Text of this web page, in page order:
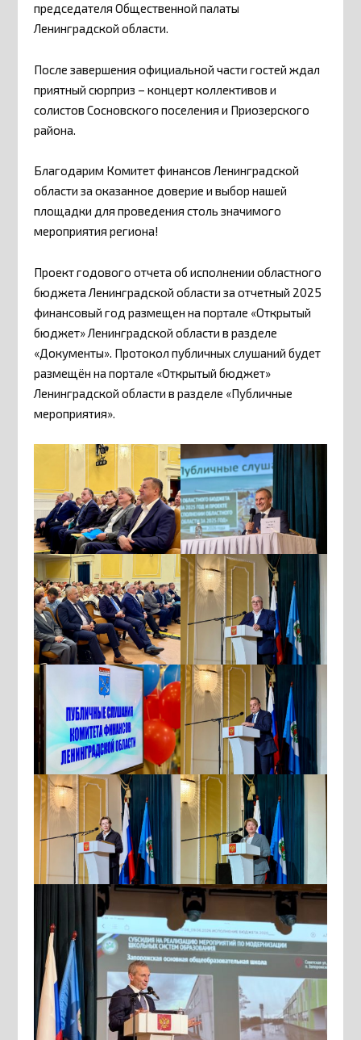
председателя Общественной палаты
Ленинградской области.
После завершения официальной части гостей ждал
приятный сюрприз – концерт коллективов и
солистов Сосновского поселения и Приозерского
района.
Благодарим Комитет финансов Ленинградской
области за оказанное доверие и выбор нашей
площадки для проведения столь значимого
мероприятия региона!
Проект годового отчета об исполнении областного
бюджета Ленинградской области за отчетный 2025
финансовый год размещен на портале «Открытый
бюджет» Ленинградской области в разделе
«Документы». Протокол публичных слушаний будет
размещён на портале «Открытый бюджет»
Ленинградской области в разделе «Публичные
мероприятия».